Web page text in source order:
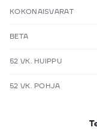
KOKONAISVARAT
BETA
52 VK. HUIPPU
52 VK. POHJA